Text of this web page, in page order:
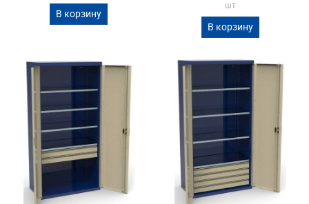
В корзину
шт
В корзину